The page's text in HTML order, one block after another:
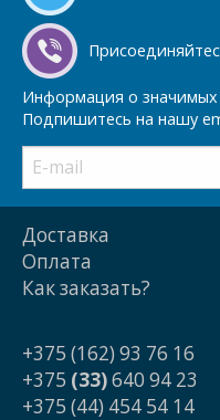
Информация о значимых
Подпишитесь на нашу
Доставка
Оплата
Как заказать?
+375 (162) 93 76 16
+375 (33)640 94 23
+375 (44) 454 54 14